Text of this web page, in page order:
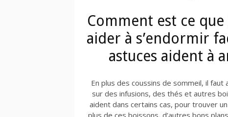
Comment est ce
aider à s’endormir
astuces aident à
En plus des coussins de sommeil, il
sur des infusions, des thés et autres
aident dans certains cas, pour trouver
plus de ces boissons, d’autres bons